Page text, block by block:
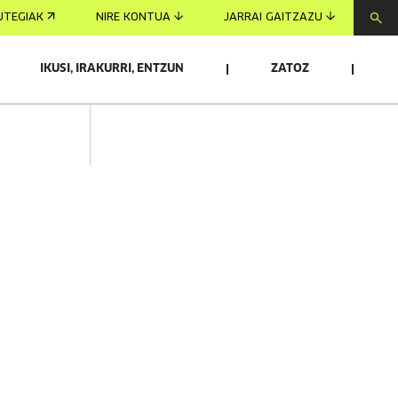
NIRE KONTUA JARRAI GAITZAZU
IKUSI, IRAKURRI, ENTZUN ZATOZ